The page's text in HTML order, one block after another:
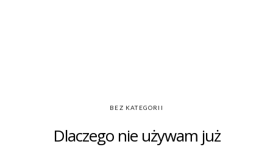
BEZ KATEGORII
Dlaczego nie używam już